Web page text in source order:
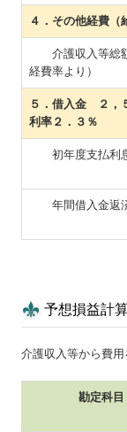
４．その他経費（
介護収入等総額
経費率より）
５．借入金 ２
利率２．３％
初年度支払利
年間借入金返
予想損益計
介護収入等から費用
勘定科目